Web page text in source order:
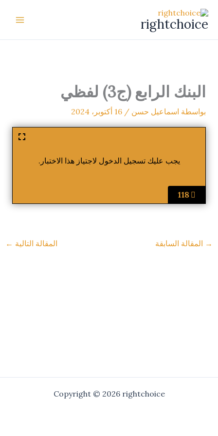
إلى
المحتوى
rightchoice
البنك الرابع (ج3) لفظي
بواسطة اسماعيل حسن / 16 أكتوبر، 2024
118
يجب عليك تسجيل الدخول لاجتياز هذا الاختبار.
→ المقالة السابقة المقالة التالية ←
Copyright © 2026 rightchoice